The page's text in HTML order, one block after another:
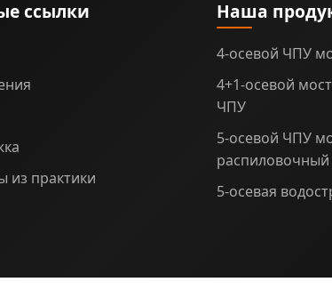
ссылки
из практики
Наша
4-осевой ЧПУ
4+1-осевой
ЧПУ
5-осевой ЧПУ
распиловочный
5-осевая